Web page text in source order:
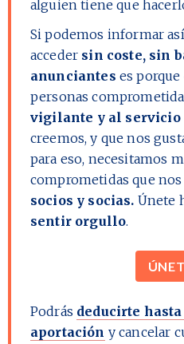
alguien tiene que
Si podemos informar
acceder sin coste, sin
anunciantes es
personas
vigilante y al servicio
creemos, y que nos
para eso, necesitamos
comprometidas que nos
socios y socias. Únete
sentir orgullo.
Podrás deducirte
aportación y cancelar